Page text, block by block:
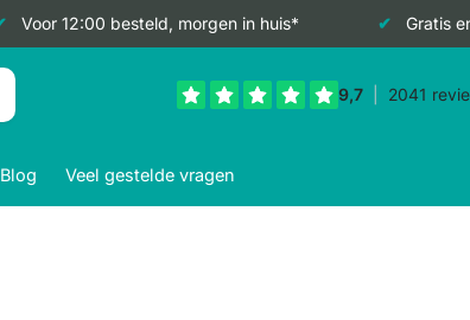
Voor 12:00 besteld, morgen in huis* Gratis
Blog Veel gestelde vragen